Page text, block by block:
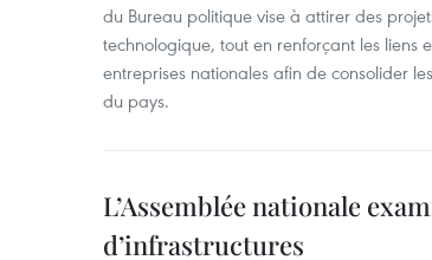
du Bureau politique vise à attirer des
technologique, tout en renforçant les liens
entreprises nationales afin de consolider
du pays. ​
L’Assemblée nationale
d’infrastructures